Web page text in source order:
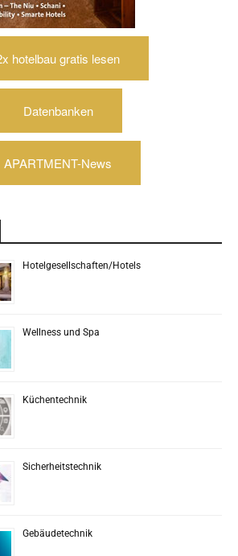
hotelbau gratis lesen
Datenbanken
APARTMENT-News
Hotelgesellschaften/Hotels
Wellness und Spa
Küchentechnik
Sicherheitstechnik
Gebäudetechnik